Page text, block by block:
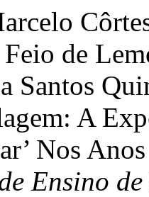
de
Santos
A
Nos
Ensino